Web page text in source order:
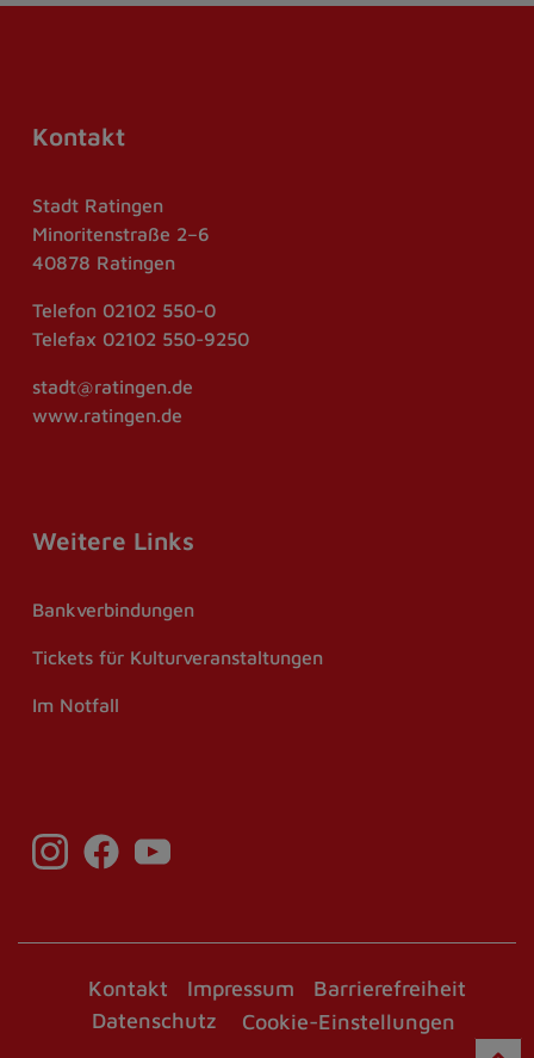
Kontakt
Stadt Ratingen
Minoritenstraße 2–6
40878 Ratingen
Telefon 02102 550-0
Telefax 02102 550-9250
stadt@ratingen.de
www.ratingen.de
Weitere Links
Bankverbindungen
Tickets für Kulturveranstaltungen
Im Notfall
Kontakt Impressum
Barrierefreiheit
Datenschutz
Cookie-Einstellungen